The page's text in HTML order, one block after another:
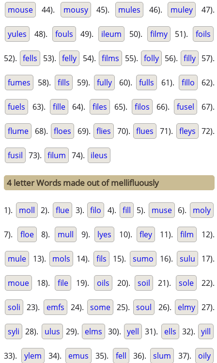
mouse 44). mousy 45). mules 46). muley 47).
yules 48). fouls 49). ileum 50). filmy 51). foils
52). fells 53). felly 54). films 55). folly 56). filly 57).
fumes 58). fills 59). fully 60). fulls 61). fillo 62).
fuels 63). fille 64). files 65). filos 66). fusel 67).
flume 68). floes 69). flies 70). flues 71). fleys 72).
fusil 73). filum 74). ileus
4 letter Words made out of mellifluously
1). moll 2). flue 3). filo 4). fill 5). muse 6). moly
7). floe 8). mull 9). lyes 10). fley 11). film 12).
mule 13). mols 14). fils 15). sumo 16). sulu 17).
moue 18). file 19). oils 20). soil 21). sole 22).
soli 23). emfs 24). some 25). soul 26). elmy 27).
syli 28). ulus 29). elms 30). yell 31). ells 32). yill
33). ylem 34). emus 35). fell 36). slum 37). oily